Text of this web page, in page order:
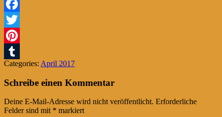
Facebook
Twitter
Pinterest
Tumblr
Categories: April 2017
Schreibe einen Kommentar
Deine E-Mail-Adresse wird nicht veröffentlicht. Erforderliche
Felder sind mit * markiert